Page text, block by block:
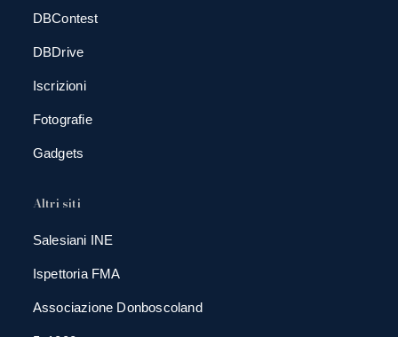
DBContest
DBDrive
Iscrizioni
Fotografie
Gadgets
Altri siti
Salesiani INE
Ispettoria FMA
Associazione Donboscoland